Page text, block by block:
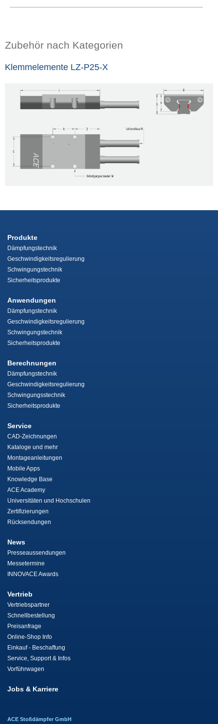
Zubehör nach Kategorien
Klemmelemente LZ-P25-X
Produkte
Dämpfungstechnik
Geschwindigkeitsregulierung
Schwingungstechnik
Sicherheitsprodukte
Anwendungen
Dämpfungstechnik
Geschwindigkeitsregulierung
Schwingungstechnik
Sicherheitsprodukte
Berechnungen
Dämpfungstechnik
Geschwindigkeitsregulierung
Schwingungsstechnik
Sicherheitsprodukte
Service
CAD-Zeichnungen
Kataloge und mehr
Montageanleitungen
Mobile Apps
Knowledge Base
ACE Academy
Universitäten und Hochschulen
Zertifizierungen
Rücksendungen
News
Presseaussendungen
Messetermine
INNOVACE Awards
Vertrieb
Vertriebspartner
Schnellbestellung
Preisanfrage
Online-Shop Info
Einkauf - Beschaffung
Service, Support & Infos
Vorführwagen
Jobs & Karriere
ACE Stoßdämpfer GmbH